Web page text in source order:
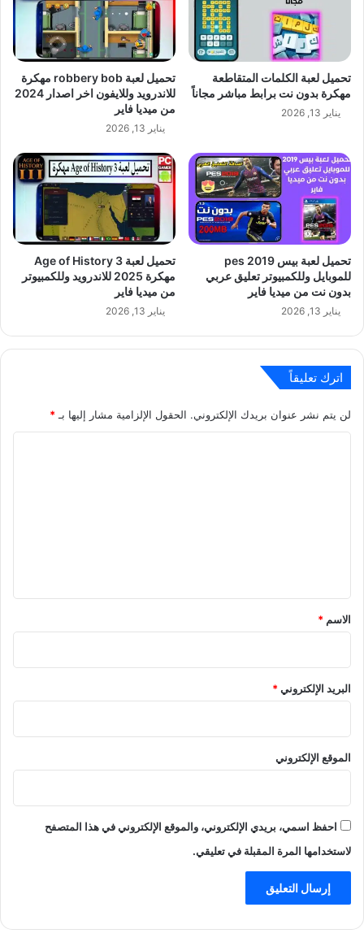
تحميل لعبة الكلمات المتقاطعة
مهكرة بدون نت برابط مباشر مجاناً
يناير 13, 2026
تحميل لعبة robbery bob مهكرة
للاندرويد وللايفون اخر اصدار 2024
من ميديا فاير
يناير 13, 2026
تحميل لعبة بيس pes 2019
للموبايل وللكمبيوتر تعليق عربي
بدون نت من ميديا فاير
يناير 13, 2026
تحميل لعبة Age of History 3
مهكرة 2025 للاندرويد وللكمبيوتر
من ميديا فاير
يناير 13, 2026
اترك تعليقاً
لن يتم نشر عنوان بريدك الإلكتروني. الحقول الإلزامية مشار إليها بـ *
*
الاسم *
البريد الإلكتروني*
الموقع الإلكتروني
احفظ اسمي، بريدي الإلكتروني، والموقع الإلكتروني في هذا المتصفح
لاستخدامها المرة المقبلة في تعليقي.